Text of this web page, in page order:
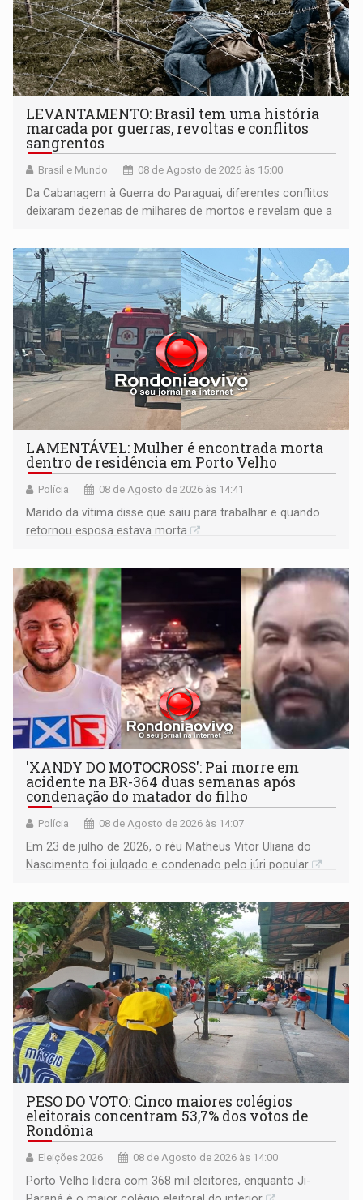
LEVANTAMENTO: Brasil tem uma história
marcada por guerras, revoltas e conflitos
sangrentos
Brasil e Mundo 08 de Agosto de 2026 às 15:00
Da Cabanagem à Guerra do Paraguai, diferentes conflitos
deixaram dezenas de milhares de mortos e revelam que a
territoriais e sociais
LAMENTÁVEL: Mulher é encontrada morta
dentro de residência em Porto Velho
Polícia 08 de Agosto de 2026 às 14:41
Marido da vítima disse que saiu para trabalhar e quando
retornou esposa estava morta
'XANDY DO MOTOCROSS': Pai morre em
acidente na BR-364 duas semanas após
condenação do matador do filho
Polícia 08 de Agosto de 2026 às 14:07
Em 23 de julho de 2026, o réu Matheus Vitor Uliana do
Nascimento foi julgado e condenado pelo júri popular
PESO DO VOTO: Cinco maiores colégios
eleitorais concentram 53,7% dos votos de
Rondônia
Eleições 2026 08 de Agosto de 2026 às 14:00
Porto Velho lidera com 368 mil eleitores, enquanto Ji-